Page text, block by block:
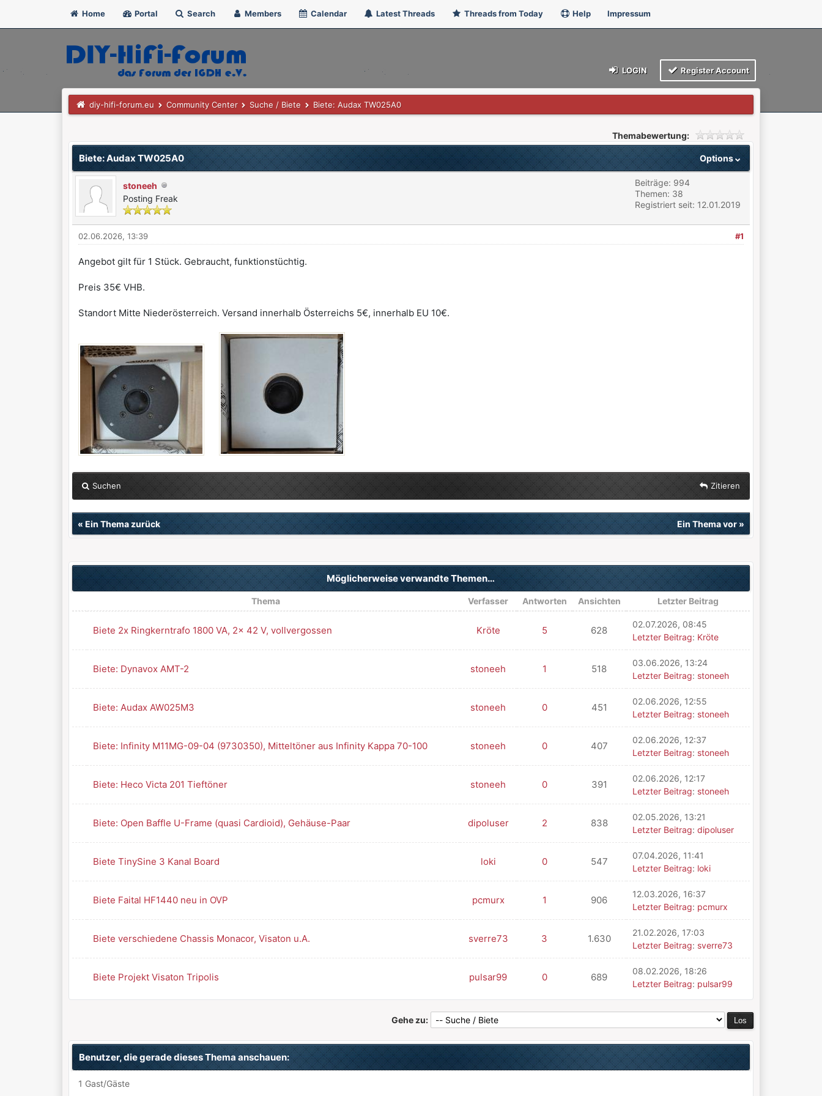
Home Portal Search Members Calendar Latest Threads Threads from Today Help Impressum
LOGIN Register Account
diy-hifi-forum.eu Community Center Suche / Biete Biete: Audax TW025A0
Themabewertung:
Options
Biete: Audax TW025A0
stoneeh
Posting Freak
Beiträge: 994
Themen: 38
Registriert seit: 12.01.2019
#1
02.06.2026, 13:39
Angebot gilt für 1 Stück. Gebraucht, funktionstüchtig.
Preis 35€ VHB.
Standort Mitte Niederösterreich. Versand innerhalb Österreichs 5€, innerhalb EU 10€.
Suchen Zitieren
« Ein Thema zurück Ein Thema vor»
Möglicherweise verwandte Themen…
Thema Verfasser Antworten Ansichten Letzter Beitrag
Biete 2x Ringkerntrafo 1800 VA, 2x 42 V, vollvergossen Kröte 5 628
02.07.2026, 08:45
Letzter Beitrag: Kröte
Biete: Dynavox AMT-2 stoneeh 1 518
03.06.2026, 13:24
Letzter Beitrag: stoneeh
Biete: Audax AW025M3 stoneeh 0 451
02.06.2026, 12:55
Letzter Beitrag: stoneeh
Biete: Infinity M11MG-09-04 (9730350), Mitteltöner aus Infinity Kappa 70-100 stoneeh 0 407
02.06.2026, 12:37
Letzter Beitrag: stoneeh
Biete: Heco Victa 201 Tieftöner stoneeh 0 391
02.06.2026, 12:17
Letzter Beitrag: stoneeh
Biete: Open Baffle U-Frame (quasi Cardioid), Gehäuse-Paar dipoluser 2 838
02.05.2026, 13:21
Letzter Beitrag: dipoluser
Biete TinySine 3 Kanal Board loki 0 547
07.04.2026, 11:41
Letzter Beitrag: loki
Biete Faital HF1440 neu in OVP pcmurx 1 906
12.03.2026, 16:37
Letzter Beitrag: pcmurx
Biete verschiedene Chassis Monacor, Visaton u.A. sverre73 3 1.630
21.02.2026, 17:03
Letzter Beitrag: sverre73
Biete Projekt Visaton Tripolis pulsar99 0 689
08.02.2026, 18:26
Letzter Beitrag: pulsar99
Gehe zu:
Benutzer, die gerade dieses Thema anschauen:
1 Gast/Gäste